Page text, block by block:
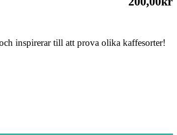
inspirerar till att prova olika kaffesorter!